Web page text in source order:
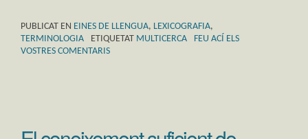
PUBLICAT EN EINES DE LLENGUA, LEXICOGRAFIA,
TERMINOLOGIA
ETIQUETAT MULTICERCA
FEU ACÍ ELS
VOSTRES COMENTARIS